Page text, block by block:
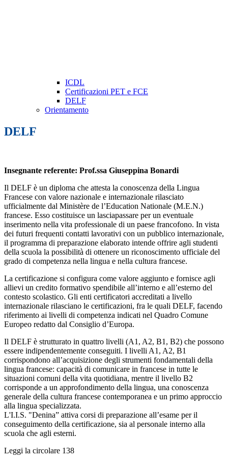
ICDL
Certificazioni PET e FCE
DELF
Orientamento
DELF
Insegnante referente: Prof.ssa Giuseppina Bonardi
Il DELF è un diploma che attesta la conoscenza della Lingua
Francese con valore nazionale e internazionale rilasciato
ufficialmente dal Ministère de l’Education Nationale (M.E.N.)
francese. Esso costituisce un lasciapassare per un eventuale
inserimento nella vita professionale di un paese francofono. In vista
dei futuri frequenti contatti lavorativi con un pubblico internazionale,
il programma di preparazione elaborato intende offrire agli studenti
della scuola la possibilità di ottenere un riconoscimento ufficiale del
grado di competenza nella lingua e nella cultura francese.
La certificazione si configura come valore aggiunto e fornisce agli
allievi un credito formativo spendibile all’interno e all’esterno del
contesto scolastico. Gli enti certificatori accreditati a livello
internazionale rilasciano le certificazioni, fra le quali DELF, facendo
riferimento ai livelli di competenza indicati nel Quadro Comune
Europeo redatto dal Consiglio d’Europa.
Il DELF è strutturato in quattro livelli (A1, A2, B1, B2) che possono
essere indipendentemente conseguiti. I livelli A1, A2, B1
corrispondono all’acquisizione degli strumenti fondamentali della
lingua francese: capacità di comunicare in francese in tutte le
situazioni comuni della vita quotidiana, mentre il livello B2
corrisponde a un approfondimento della lingua, una conoscenza
generale della cultura francese contemporanea e un primo approccio
alla lingua specializzata.
L'I.I.S. "Denina” attiva corsi di preparazione all’esame per il
conseguimento della certificazione, sia al personale interno alla
scuola che agli esterni.
Leggi la circolare 138